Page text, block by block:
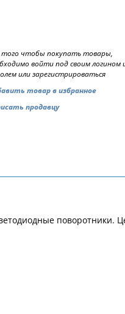
того чтобы покупать товары,
войти под своим логином
или зарегистрироваться
товар в избранное
продавцу
поворотники.